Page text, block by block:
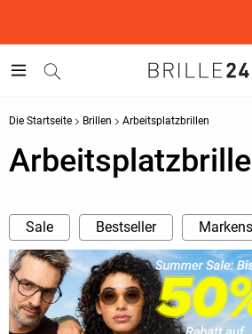
Die Startseite Brillen Arbeitsplatzbrillen
Sale Bestseller